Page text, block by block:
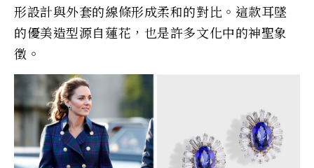
形設計與外套的線條形成柔和的對比。這款耳墜
的優美造型源自蓮花，也是許多文化中的神聖象
徵。